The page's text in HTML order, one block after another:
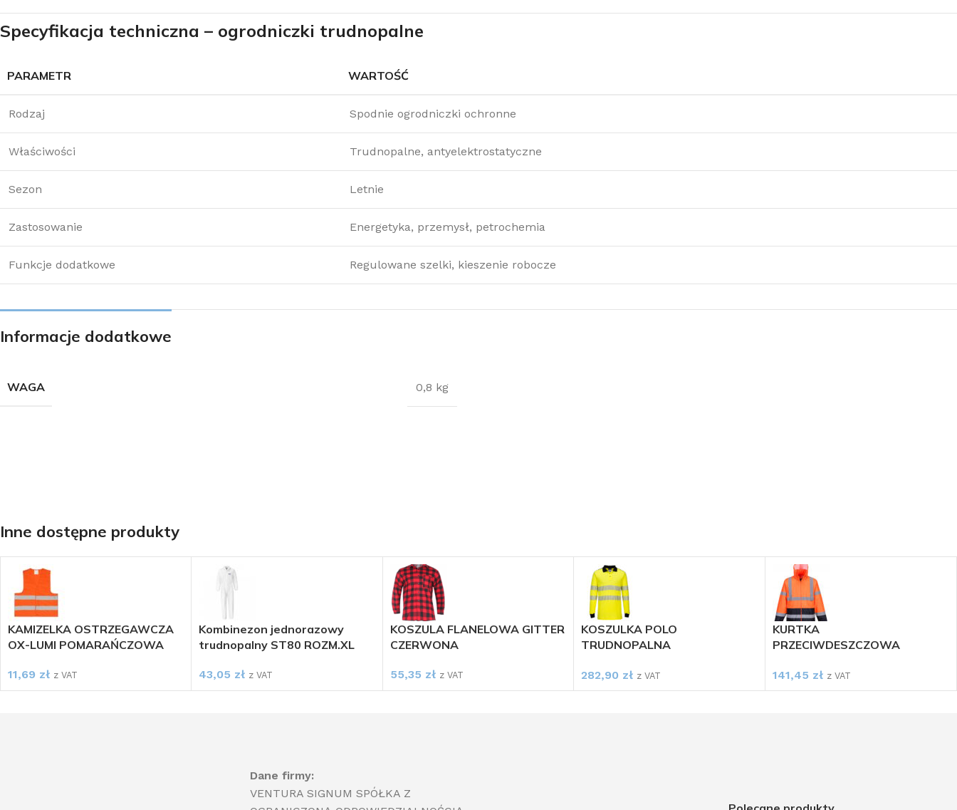
Specyfikacja techniczna – ogrodniczki trudnopalne
PARAMETR WARTOŚĆ
Rodzaj Spodnie ogrodniczki ochronne
Właściwości Trudnopalne, antyelektrostatyczne
Sezon Letnie
Zastosowanie Energetyka, przemysł, petrochemia
Funkcje dodatkowe Regulowane szelki, kieszenie robocze
Informacje dodatkowe
WAGA 0,8 kg
Inne dostępne produkty
KAMIZELKA OSTRZEGAWCZA
OX-LUMI POMARAŃCZOWA
11,69 zł z VAT
Kombinezon jednorazowy
trudnopalny ST80 ROZM.XL
43,05 zł z VAT
KOSZULA FLANELOWA GITTER
CZERWONA
55,35 zł z VAT
KOSZULKA POLO
TRUDNOPALNA
PORTWEST
282,90 zł z VAT
KURTKA
PRZECIWDESZCZOWA
PORTWEST
141,45 zł z VAT
Dane firmy:
VENTURA SIGNUM SPÓŁKA Z